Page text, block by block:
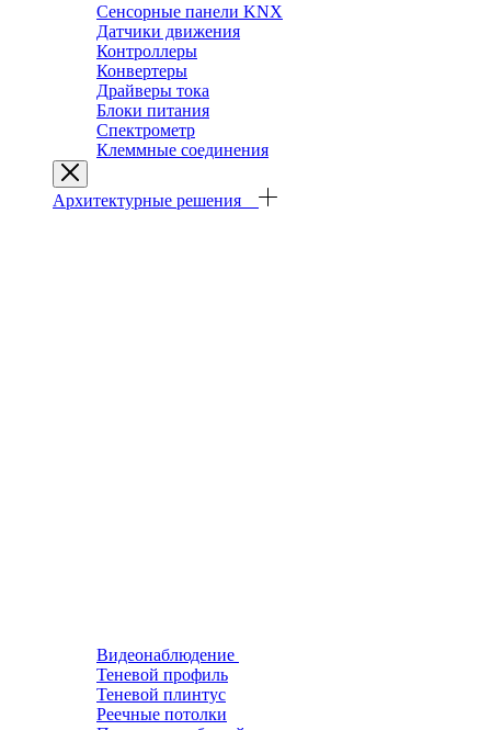
Сенсорные панели KNX
Датчики движения
Контроллеры
Конвертеры
Драйверы тока
Блоки питания
Спектрометр
Клеммные соединения
Архитектурные решения
Видеонаблюдение
Теневой профиль
Теневой плинтус
Реечные потолки